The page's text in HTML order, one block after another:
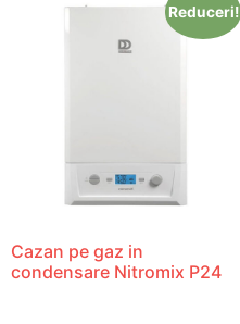
Reduceri!
Cazan pe gaz in
condensare Nitromix P24